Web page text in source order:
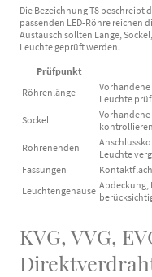
Die Bezeichnung T8 beschreibt
passenden LED-Röhre reichen
Austausch sollten Länge,
Leuchte geprüft werden.
Prüfpunkt
Röhrenlänge
Leuchte
Sockel
kontrollieren
Röhrenenden
Leuchte
Fassungen
Leuchtengehäuse Abdeckung,
KVG, VVG,